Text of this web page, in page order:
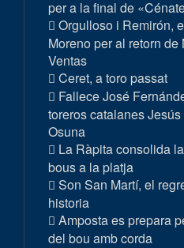
per a la final de
Orgulloso i Remirón,
Moreno per al retorn
Ventas
Ceret, a toro passat
Fallece José
toreros catalanes
Osuna
La Ràpita consolida
bous a la platja
Son San Martí, el
historia
Amposta es prepara
del bou amb corda